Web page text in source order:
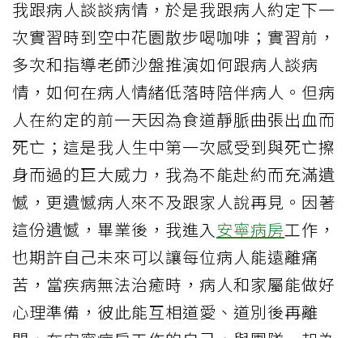
我跟病人談談病情，於是我跟病人約定下一
次實習時到空中花園散步喝咖啡；實習前，
多次和指導老師沙盤推演如何跟病人談病
情，如何在病人情緒低落時陪伴病人。但病
人在約定的前一天因為食道靜脈曲張出血而
死亡；這是我人生中第一次感受到與死亡擦
身而過的巨大威力，我為不能赴約而充滿遺
憾，更遺憾病人來不及跟家人說再見。因著
這份遺憾，畢業後，我進入 安寧病房工作，
也期許自己未來可以讓每位病人能遠離痛
苦，當疾病無法治癒時，病人和家屬能做好
心理準備，彼此能互相道愛、道別後再離